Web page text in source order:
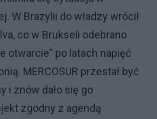
W Brazylii do władzy wrócił
co w Brukseli odebrano
otwarcie” po latach napięć
MERCOSUR przestał być
i znów dało się go
zgodny z agendą